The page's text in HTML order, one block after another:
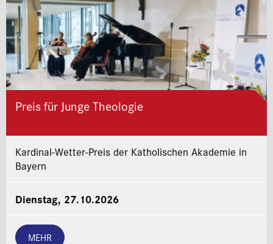
Preis für Junge Theologie
Kardinal-Wetter-Preis der Katholischen Akademie in
Bayern
Dienstag, 27.10.2026
MEHR